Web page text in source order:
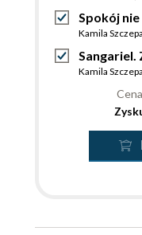
Spokój
Kamila
Sangariel.
Kamila